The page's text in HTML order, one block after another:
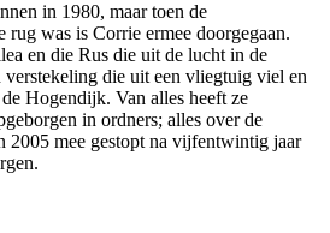
in 1980, maar toen de
rug was is Corrie ermee doorgegaan.
en die Rus die uit de lucht in de
die uit een vliegtuig viel en
Hogendijk. Van alles heeft ze
in ordners; alles over de
2005 mee gestopt na vijfentwintig jaar